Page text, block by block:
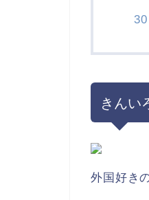
きんい
外国好き